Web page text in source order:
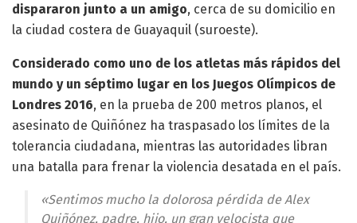
dispararon junto a un amigo, cerca de su domicilio en
la ciudad costera de Guayaquil (suroeste).
Considerado como uno de los atletas más rápidos del
mundo y un séptimo lugar en los Juegos Olímpicos de
Londres 2016, en la prueba de 200 metros planos, el
asesinato de Quiñónez ha traspasado los límites de la
tolerancia ciudadana, mientras las autoridades libran
una batalla para frenar la violencia desatada en el país.
«Sentimos mucho la dolorosa pérdida de Alex
Quiñónez, padre, hijo, un gran velocista que